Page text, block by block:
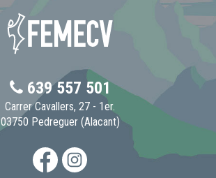
639 557 501
Carrer Cavallers, 27 - 1er.
03750 Pedreguer (Alacant)